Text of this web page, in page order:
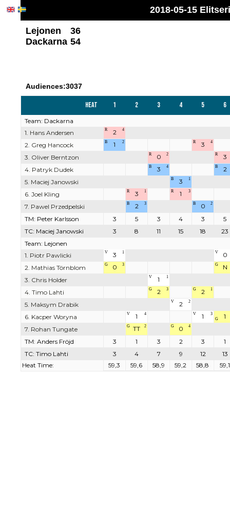
2018-05-15
Lejonen
36
Dackarna 54
Audiences:3037
Heat 1 2 3 4 5 6
Team: Dackarna
1. Hans Andersen
R 2 4
2. Greg Hancock B 1 2 R 3 4
3. Oliver Berntzon R 0 2 R
3
4. Patryk Dudek
B 3 4 B
2
5. Maciej Janowski
B 3 1
6. Joel Kling R 3 1 R 1 3
7. Pawel Przedpelski B 2 3 B 0 2
TM: Peter Karlsson 3 5 3 4 3
5
TC: Maciej Janowski
3 8 11 15 18
23
Team: Lejonen
1. Piotr Pawlicki
V 3 1 V
0
2. Mathias Törnblom
G 0 3 G
N
3. Chris Holder
V 1 1
4. Timo Lahti G 2 3 G 2 1
5. Maksym Drabik V 2 2
6. Kacper Woryna V 1 4 V 1 3 1
G
7. Rohan Tungate G TT 2 G 0 4
TM: Anders Fröjd 3 1 3 2 3
1
TC: Timo Lahti
3 4 7 9 12
13
Heat Time:
59,3 59,6 58,9 59,2 58,8 59,1